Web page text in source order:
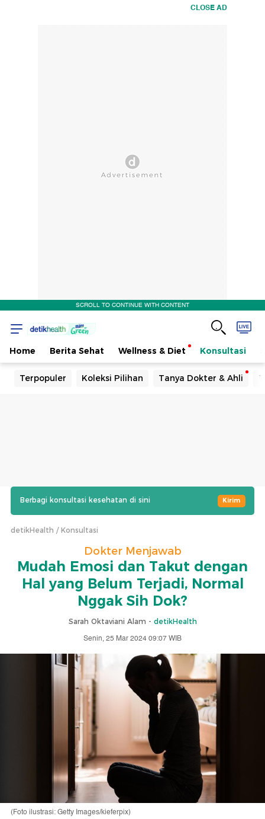
CLOSE AD
SCROLL TO CONTINUE WITH CONTENT
Home Berita Sehat Wellness & Diet Konsultasi
Terpopuler Koleksi Pilihan Tanya Dokter & Ahli
Berbagi konsultasi kesehatan di sini Kirim
detikHealth Konsultasi
Dokter Menjawab
Mudah Emosi dan Takut dengan
Hal yang Belum Terjadi, Normal
Nggak Sih Dok?
Sarah Oktaviani Alam - detikHealth
Senin, 25 Mar 2024 09:07 WIB
(Foto ilustrasi: Getty Images/kieferpix)